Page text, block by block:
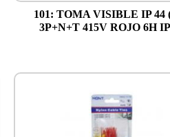
101: TOMA VISIBLE IP 44
3P+N+T 415V ROJO 6H